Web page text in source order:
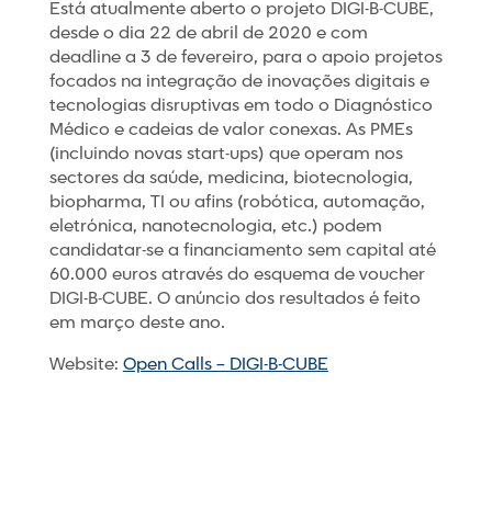
Está atualmente aberto o projeto DIGI-B-CUBE,
desde o dia 22 de abril de 2020 e com
deadline a 3 de fevereiro, para o apoio projetos
focados na integração de inovações digitais e
tecnologias disruptivas em todo o Diagnóstico
Médico e cadeias de valor conexas. As PMEs
(incluindo novas start-ups) que operam nos
sectores da saúde, medicina, biotecnologia,
biopharma, TI ou afins (robótica, automação,
eletrónica, nanotecnologia, etc.) podem
candidatar-se a financiamento sem capital até
60.000 euros através do esquema de voucher
DIGI-B-CUBE. O anúncio dos resultados é feito
em março deste ano.
Website:Open Calls – DIGI-B-CUBE